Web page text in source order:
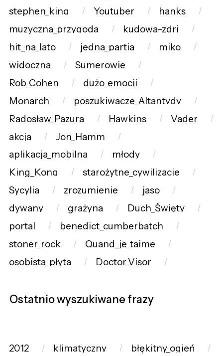
stephen_king
Youtuber
hanks
muzyczna_przygoda
kudowa-zdrj
hit_na_lato
jedna_partia
miko
widoczna
Sumerowie
Rob_Cohen
dużo_emocji
Monarch
poszukiwacze_Altantydy
Radosław_Pazura
Hawkins
Vader
akcja
Jon_Hamm
aplikacja_mobilna
młody
King_Kong
starożytne_cywilizacje
Sycylia
zrozumienie
jaso
dywany
grażyna
Duch_Święty
portal
benedict_cumberbatch
stoner_rock
Quand_je_taime
osobista_płyta
Doctor_Visor
Ostatnio wyszukiwane frazy
2012 klimatyczny
błękitny_ogień